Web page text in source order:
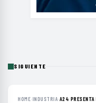
SIGUIENTE
HOME›INDUSTRIA›A24